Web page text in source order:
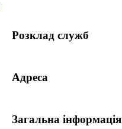
Розклад служб
Адреса
Загальна інформація